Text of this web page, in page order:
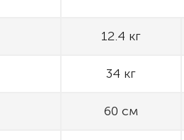
12.4 кг
34 кг
60 см